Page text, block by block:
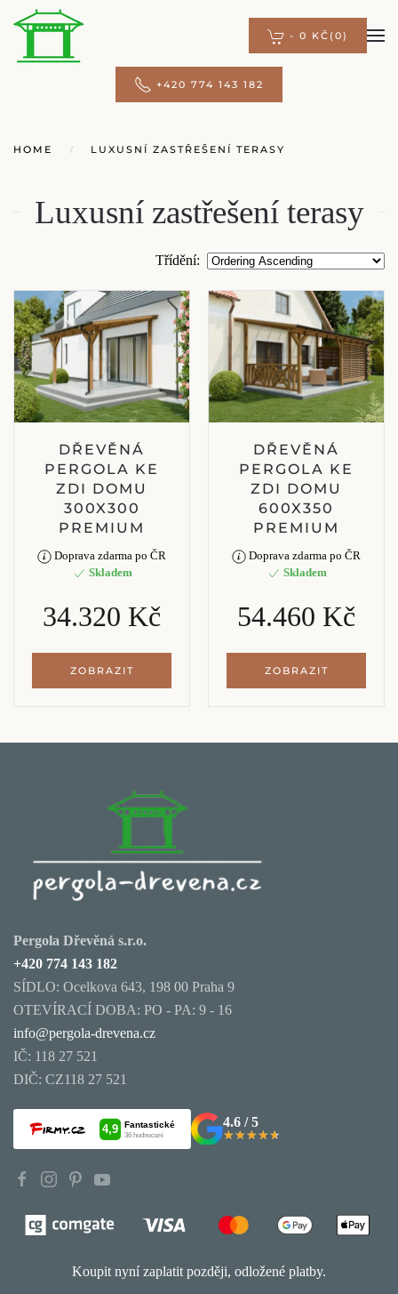
- 0 KČ (0)
+420 774 143 182
HOME LUXUSNÍ ZASTŘEŠENÍ TERASY
Luxusní zastřešení terasy
Třídění:
DŘEVĚNÁ
PERGOLA KE
ZDI DOMU
300X300
PREMIUM
Doprava zdarma po ČR
Skladem
34.320 Kč
ZOBRAZIT
DŘEVĚNÁ
PERGOLA KE
ZDI DOMU
600X350
PREMIUM
Doprava zdarma po ČR
Skladem
54.460 Kč
ZOBRAZIT
Pergola Dřevěná s.r.o.
+420 774 143 182
SÍDLO: Ocelkova 643, 198 00 Praha 9
OTEVÍRACÍ DOBA: PO - PA: 9 - 16
info@pergola-drevena.cz
IČ: 118 27 521
DIČ: CZ118 27 521
4.6 / 5
★★★★★
★★★★★
Koupit nyní zaplatit později, odložené platby.